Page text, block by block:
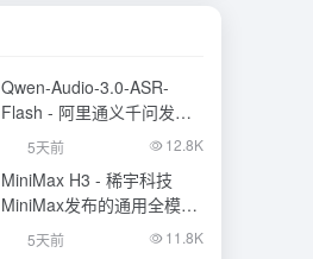
Qwen-Audio-3.0-ASR-
Flash - 阿里通义千问发布
的语音识别大模型
5天前 12.8K
MiniMax H3 - 稀宇科技
MiniMax发布的通用全模态
生成模型
5天前 11.8K